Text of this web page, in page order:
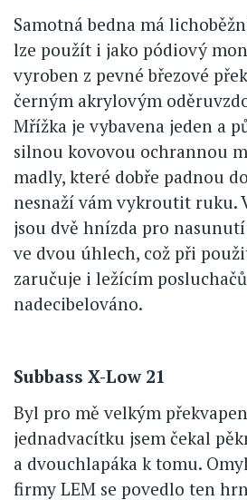
Samotná bedna má
lze použít i jako pódiový
vyroben z pevné březové
černým akrylovým
Mřížka je vybavena jeden a
silnou kovovou ochrannou
madly, které dobře padnou
nesnaží vám vykroutit ruku.
jsou dvě hnízda pro
ve dvou úhlech, což při
zaručuje i ležícím
nadecibelováno.
Subbass X-Low 21
Byl pro mě velkým
jednadvacítku jsem čekal
a dvouchlapáka k tomu.
firmy LEM se povedlo ten